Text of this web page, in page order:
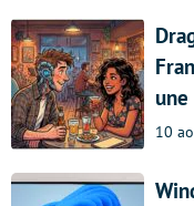
10